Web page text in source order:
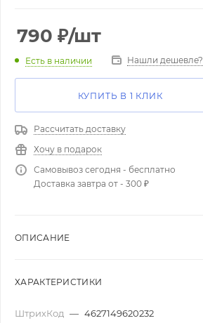
790 ₽/шт
Есть в наличии Нашли дешевле?
КУПИТЬ В 1 КЛИК
Рассчитать доставку
Хочу в подарок
Самовывоз сегодня - бесплатно
Доставка завтра от - 300 ₽
ОПИСАНИЕ
ХАРАКТЕРИСТИКИ
ШтрихКод — 4627149620232